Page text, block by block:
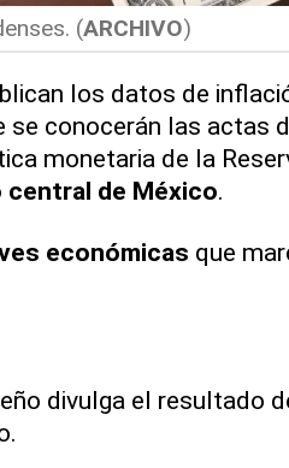
(ARCHIVO)
los datos de
se conocerán las actas
monetaria de la
central de México.
económicas que
divulga el resultado